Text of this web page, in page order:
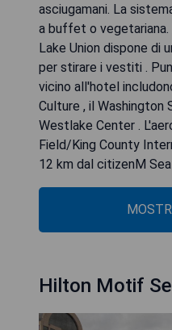
asciugamani. La
a buffet o
Lake Union dispone di
per stirare i vestiti .
vicino all'hotel
Culture , il Washington
Westlake Center .
Field/King County
12 km dal citizenM
Hilton Motif